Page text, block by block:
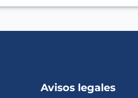
Avisos legales